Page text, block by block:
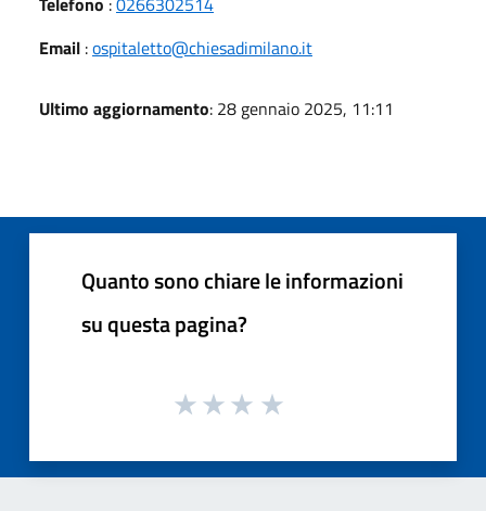
Email :ospitaletto@chiesadimilano.it
Ultimo aggiornamento: 28 gennaio 2025, 11:11
Quanto sono chiare le informazioni
su questa pagina?